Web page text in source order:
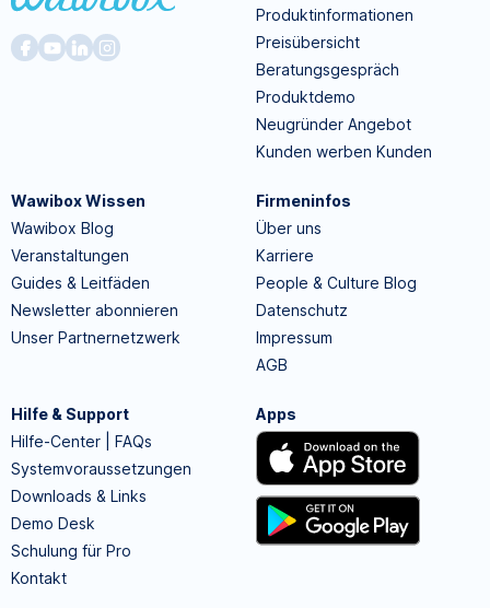
Produktinformationen
Preisübersicht
Beratungsgespräch
Produktdemo
Neugründer Angebot
Kunden werben Kunden
Wawibox Wissen
Wawibox Blog
Veranstaltungen
Guides & Leitfäden
Newsletter abonnieren
Unser Partnernetzwerk
Firmeninfos
Über uns
Karriere
People & Culture Blog
Datenschutz
Impressum
AGB
Hilfe & Support
Hilfe-Center | FAQs
Systemvoraussetzungen
Downloads & Links
Demo Desk
Schulung für Pro
Kontakt
Apps